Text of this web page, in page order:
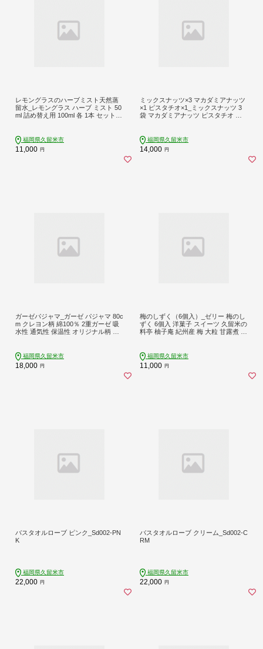
レモングラスのハーブミスト天然蒸
留水_レモングラス ハーブ ミスト 50
ml 詰め替え用 100ml 各 1本 セット
フレッシュ 効果 抗菌作用 虫よけ 気
になる 臭い 萩原オリーブ お取り寄
せ 福岡県 久留米市 送料無料_Qb021
福岡県久留米市
11,000 円
ミックスナッツ×3 マカダミアナッツ
×1 ピスタチオ×1_ミックスナッツ 3
袋 マカダミアナッツ ピスタチオ 各1
ト 栄養 効果 小分け おつまみ お菓子
宅飲み お取り寄せ 食品 チャック付
き 便利 福岡県 久留米市 送料無料_C
福岡県久留米市
14,000 円
ガーゼパジャマ_ガーゼ パジャマ 80c
m クレヨン柄 綿100％ 2重ガーゼ 吸
水性 通気性 保温性 オリジナル柄 お
福岡県 久留米市 赤ちゃんの城 お取
り寄せ 送料無料_Sd008
福岡県久留米市
18,000 円
梅のしずく（6個入）_ゼリー 梅のし
ずく 6個入 洋菓子 スイーツ 久留米の
料亭 柚子庵 紀州産 梅 大粒 甘露煮 ゼ
米市 福岡県 送料無料 お取り寄せ お
取り寄せスイーツ_De004
福岡県久留米市
11,000 円
バスタオルローブ ピンク_Sd002-PN
K
福岡県久留米市
22,000 円
バスタオルローブ クリーム_Sd002-C
RM
福岡県久留米市
22,000 円